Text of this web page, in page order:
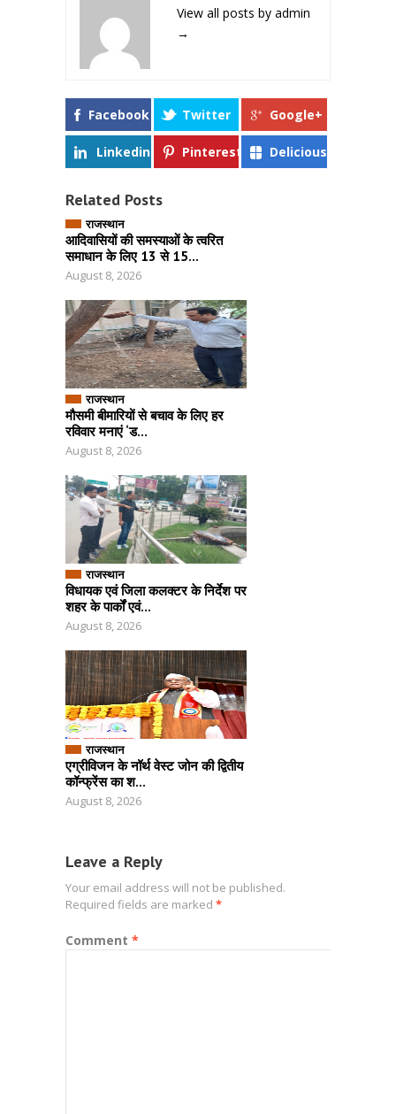
View all posts by admin
→
Facebook Twitter Google+
Linkedin Pinterest Delicious
Related Posts
राजस्थान
आदिवासियों की समस्याओं के त्वरित
समाधान के लिए 13 से 15...
August 8, 2026
राजस्थान
मौसमी बीमारियों से बचाव के लिए हर
रविवार मनाएं ‘ड...
August 8, 2026
राजस्थान
विधायक एवं जिला कलक्टर के निर्देश पर
शहर के पार्कों एवं...
August 8, 2026
राजस्थान
एग्रीविजन के नॉर्थ वेस्ट जोन की द्वितीय
कॉन्फ्रेंस का श...
August 8, 2026
Leave a Reply
Your email address will not be published.
Required fields are marked *
Comment *